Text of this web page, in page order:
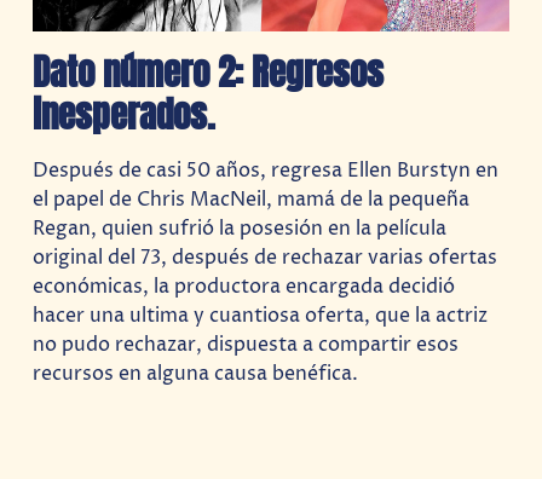
Dato número 2: Regresos
inesperados.
Después de casi 50 años, regresa Ellen Burstyn en
el papel de Chris MacNeil, mamá de la pequeña
Regan, quien sufrió la posesión en la película
original del 73, después de rechazar varias ofertas
económicas, la productora encargada decidió
hacer una ultima y cuantiosa oferta, que la actriz
no pudo rechazar, dispuesta a compartir esos
recursos en alguna causa benéfica.